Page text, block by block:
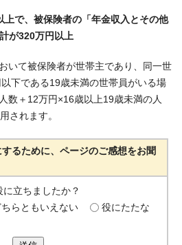
上で、被保険者の「年金収入とその他
が320万円以上
て被保険者が世帯主であり、同一世
下である19歳未満の世帯員がいる場
数＋12万円×16歳以上19歳未満の人
されます。
るために、ページのご感想をお聞
立ちましたか？
ちらともいえない
役にたたな